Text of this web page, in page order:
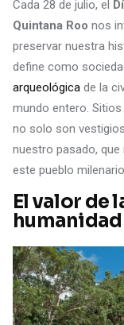
Cada 28 de julio, el
Quintana Roo nos
preservar nuestra
define como
arqueológica de la
mundo entero.
no solo son
nuestro pasado, que
este pueblo milenario.
El valor de
humanidad